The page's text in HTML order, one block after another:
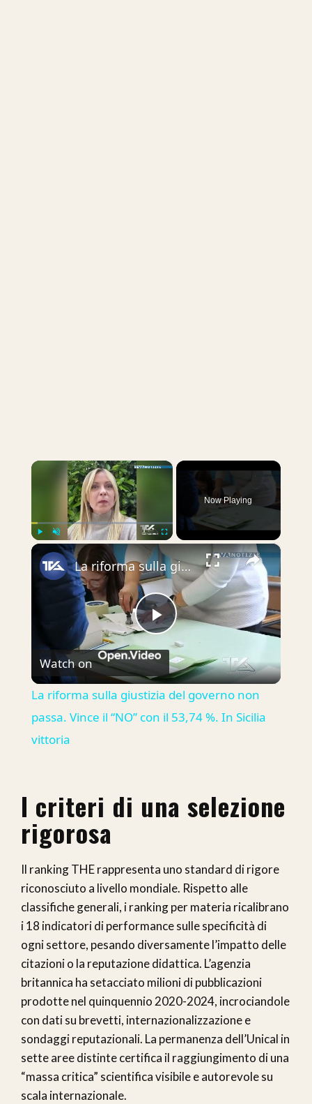
×
Unmute
Now Playing
×
Play
Video
La riforma sulla giustizia del governo non passa. Vince il “NO” con il 53,74 %. In Sicilia vittoria
Watch on
La riforma sulla giustizia del governo non
passa. Vince il “NO” con il 53,74 %. In Sicilia
vittoria
I criteri di una selezione
rigorosa
Il ranking THE rappresenta uno standard di rigore
riconosciuto a livello mondiale. Rispetto alle
classifiche generali, i ranking per materia ricalibrano
i 18 indicatori di performance sulle specificità di
ogni settore, pesando diversamente l’impatto delle
citazioni o la reputazione didattica. L’agenzia
britannica ha setacciato milioni di pubblicazioni
prodotte nel quinquennio 2020-2024, incrociandole
con dati su brevetti, internazionalizzazione e
sondaggi reputazionali. La permanenza dell’Unical in
sette aree distinte certifica il raggiungimento di una
“massa critica” scientifica visibile e autorevole su
scala internazionale.